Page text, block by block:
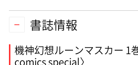
書誌情報
機神幻想ルーンマスカー 1
comics special〉